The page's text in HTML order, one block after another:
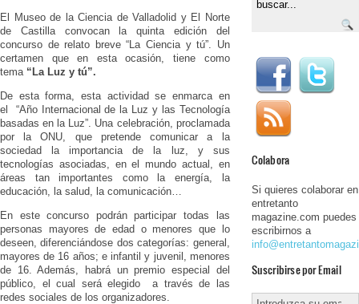
El Museo de la Ciencia de Valladolid y El Norte
de Castilla convocan la quinta edición del
concurso de relato breve “La Ciencia y tú”. Un
certamen que en esta ocasión, tiene como
tema “La Luz y tú”.
De esta forma, esta actividad se enmarca en
el
“Año Internacional de la Luz y las Tecnología
basadas en la Luz”. Una celebración, proclamada
por la ONU, que pretende comunicar a la
sociedad la importancia de la luz, y sus
tecnologías asociadas, en el mundo actual, en
áreas tan importantes como la energía, la
educación, la salud, la comunicación…
En este concurso podrán participar todas las
personas mayores de edad o menores que lo
deseen, diferenciándose dos categorías: general,
mayores de 16 años; e infantil y juvenil, menores
de 16. Además, habrá un premio especial del
público, el cual será elegido a través de las
redes sociales de los organizadores.
Colabora
Si quieres colaborar en
entretanto
magazine.com puedes
escribirnos a
Suscribirse por Email